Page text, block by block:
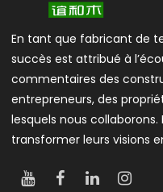
En tant que fabricant de
succès est attribué à
commentaires des
entrepreneurs, des
lesquels nous
transformer leurs visions